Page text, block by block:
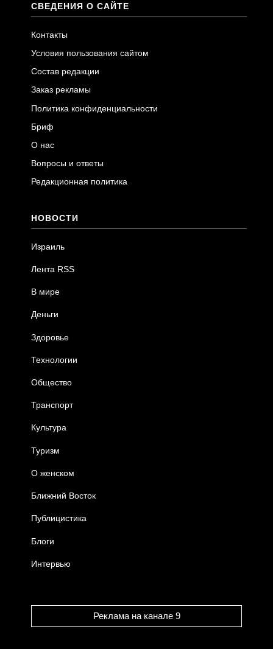
СВЕДЕНИЯ О САЙТЕ
Контакты
Условия пользования сайтом
Состав редакции
Заказ рекламы
Политика конфиденциальности
Бриф
О нас
Вопросы и ответы
Редакционная политика
НОВОСТИ
Израиль
Лента RSS
В мире
Деньги
Здоровье
Технологии
Общество
Транспорт
Культура
Туризм
О женском
Ближний Восток
Публицистика
Блоги
Интервью
Реклама на канале 9